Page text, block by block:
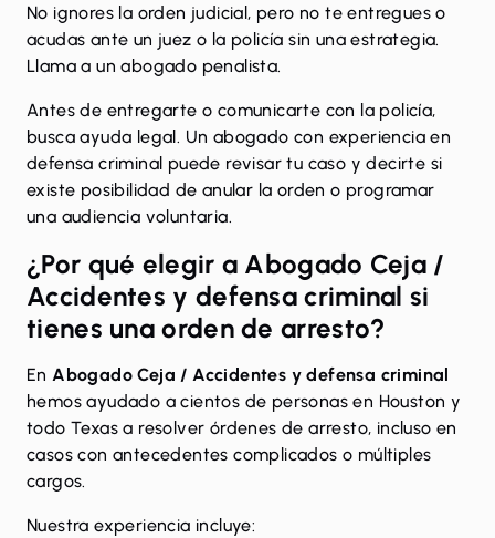
No ignores la orden judicial, pero no te entregues o
acudas ante un juez o la policía sin una estrategia.
Llama a un abogado penalista.
Antes de entregarte o comunicarte con la policía,
busca ayuda legal. Un abogado con experiencia en
defensa criminal puede revisar tu caso y decirte si
existe posibilidad de anular la orden o programar
una audiencia voluntaria.
¿Por qué elegir a Abogado Ceja /
Accidentes y defensa criminal si
tienes una orden de arresto?
EnAbogado Ceja / Accidentes y defensa criminal
hemos ayudado a cientos de personas en Houston y
todo Texas a resolver órdenes de arresto, incluso en
casos con antecedentes complicados o múltiples
cargos.
Nuestra experiencia incluye: